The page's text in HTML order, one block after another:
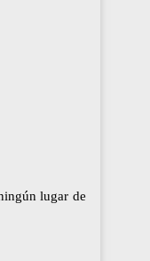
lugar de